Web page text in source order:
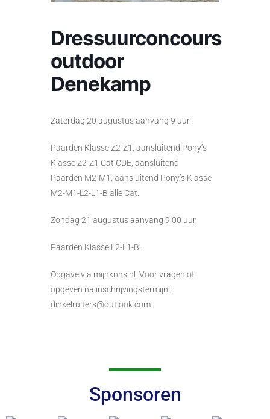
Dressuurconcours
outdoor
Denekamp
Zaterdag 20 augustus aanvang 9 uur.
Paarden Klasse Z2-Z1, aansluitend Pony’s
Klasse Z2-Z1 Cat.CDE, aansluitend
Paarden M2-M1, aansluitend Pony’s Klasse
M2-M1-L2-L1-B alle Cat.
Zondag 21 augustus aanvang 9.00 uur.
Paarden Klasse L2-L1-B.
Opgave via mijnknhs.nl. Voor vragen of
opgeven na inschrijvingstermijn:
dinkelruiters@outlook.com.
Sponsoren